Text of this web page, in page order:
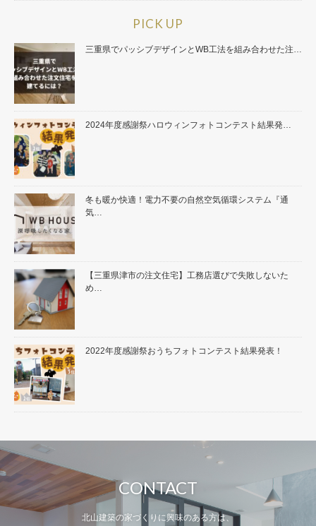
PICK UP
三重県でパッシブデザインとWB工法を組み合わせた注…
2024年度感謝祭ハロウィンフォトコンテスト結果発…
冬も暖か快適！電力不要の自然空気循環システム『通
気…
【三重県津市の注文住宅】工務店選びで失敗しないた
め…
2022年度感謝祭おうちフォトコンテスト結果発表！
CONTACT
北山建築の家づくりに興味のある方は、